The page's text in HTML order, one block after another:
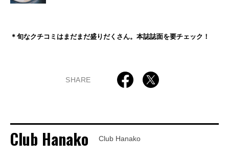
＊旬なクチコミはまだまだ盛りだくさん。本誌誌面を要チェック！
SHARE
Club Hanako Club Hanako